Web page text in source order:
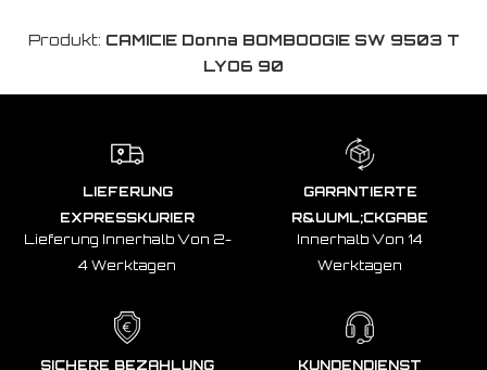
Produkt: CAMICIE Donna BOMBOOGIE SW 9503 T
LYO6 90
LIEFERUNG
EXPRESSKURIER
Lieferung Innerhalb Von 2-
4 Werktagen
GARANTIERTE
R&UUML;CKGABE
Innerhalb Von 14
Werktagen
SICHERE BEZAHLUNG KUNDENDIENST